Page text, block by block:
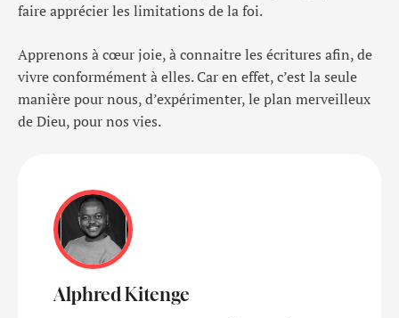
faire apprécier les limitations de la foi.
Apprenons à cœur joie, à connaitre les écritures afin, de
vivre conformément à elles. Car en effet, c’est la seule
manière pour nous, d’expérimenter, le plan merveilleux
de Dieu, pour nos vies.
Alphred Kitenge